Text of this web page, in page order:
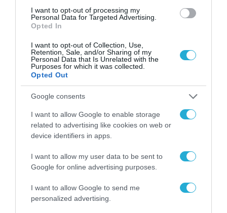
I want to opt-out of processing my
Personal Data for Targeted Advertising.
Opted In
I want to opt-out of Collection, Use,
Retention, Sale, and/or Sharing of my
Personal Data that Is Unrelated with the
Purposes for which it was collected.
Opted Out
Google consents
I want to allow Google to enable storage
related to advertising like cookies on web or
device identifiers in apps.
I want to allow my user data to be sent to
Google for online advertising purposes.
I want to allow Google to send me
personalized advertising.
ΠΛΗΡΟΦΟΡΙΚΗ
Πιστοποίηση της Digimark με το
Πρότυπο ISO 9001:2015
19.04.2021